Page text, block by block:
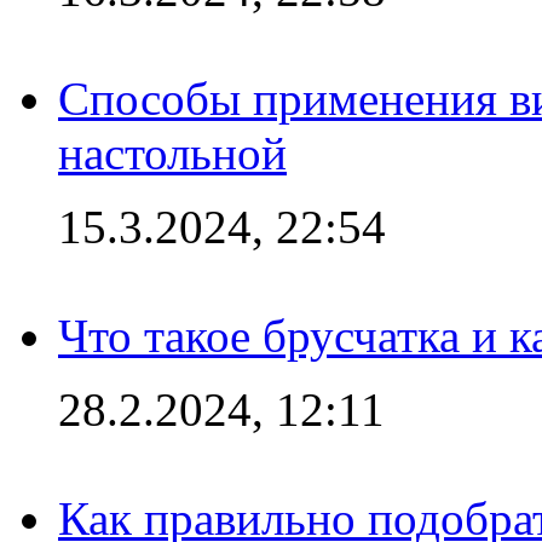
Способы применения
настольной
15.3.2024, 22:54
Что такое брусчатка и
28.2.2024, 12:11
Как правильно